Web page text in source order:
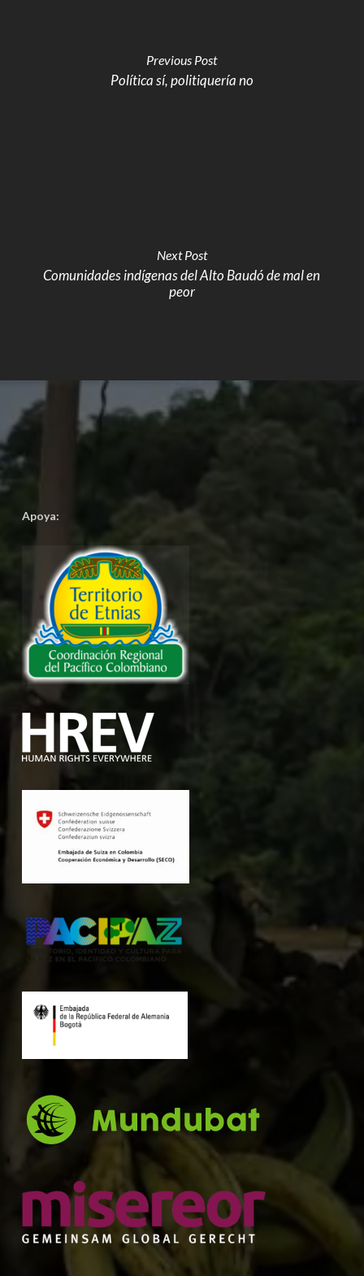
Previous Post
Política sí, politiquería no
Next Post
Comunidades indígenas del Alto Baudó de mal en
peor
Apoya: